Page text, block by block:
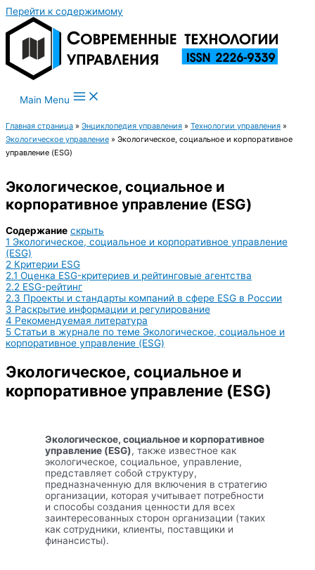
Перейти к содержимому
Main Menu
Главная страница » Энциклопедия управления » Технологии управления »
Экологическое управление » Экологическое, социальное и корпоративное
управление (ESG)
Экологическое, социальное и
корпоративное управление (ESG)
Содержание скрыть
1 Экологическое, социальное и корпоративное управление
(ESG)
2 Критерии ESG
2.1 Оценка ESG-критериев и рейтинговые агентства
2.2 ESG-рейтинг
2.3 Проекты и стандарты компаний в сфере ESG в России
3 Раскрытие информации и регулирование
4 Рекомендуемая литература
5 Статьи в журнале по теме Экологическое, социальное и
корпоративное управление (ESG)
Экологическое, социальное и
корпоративное управление (ESG)
Экологическое, социальное и корпоративное
управление (ESG), также известное как
экологическое, социальное, управление,
представляет собой структуру,
предназначенную для включения в стратегию
организации, которая учитывает потребности
и способы создания ценности для всех
заинтересованных сторон организации (таких
как сотрудники, клиенты, поставщики и
финансисты).